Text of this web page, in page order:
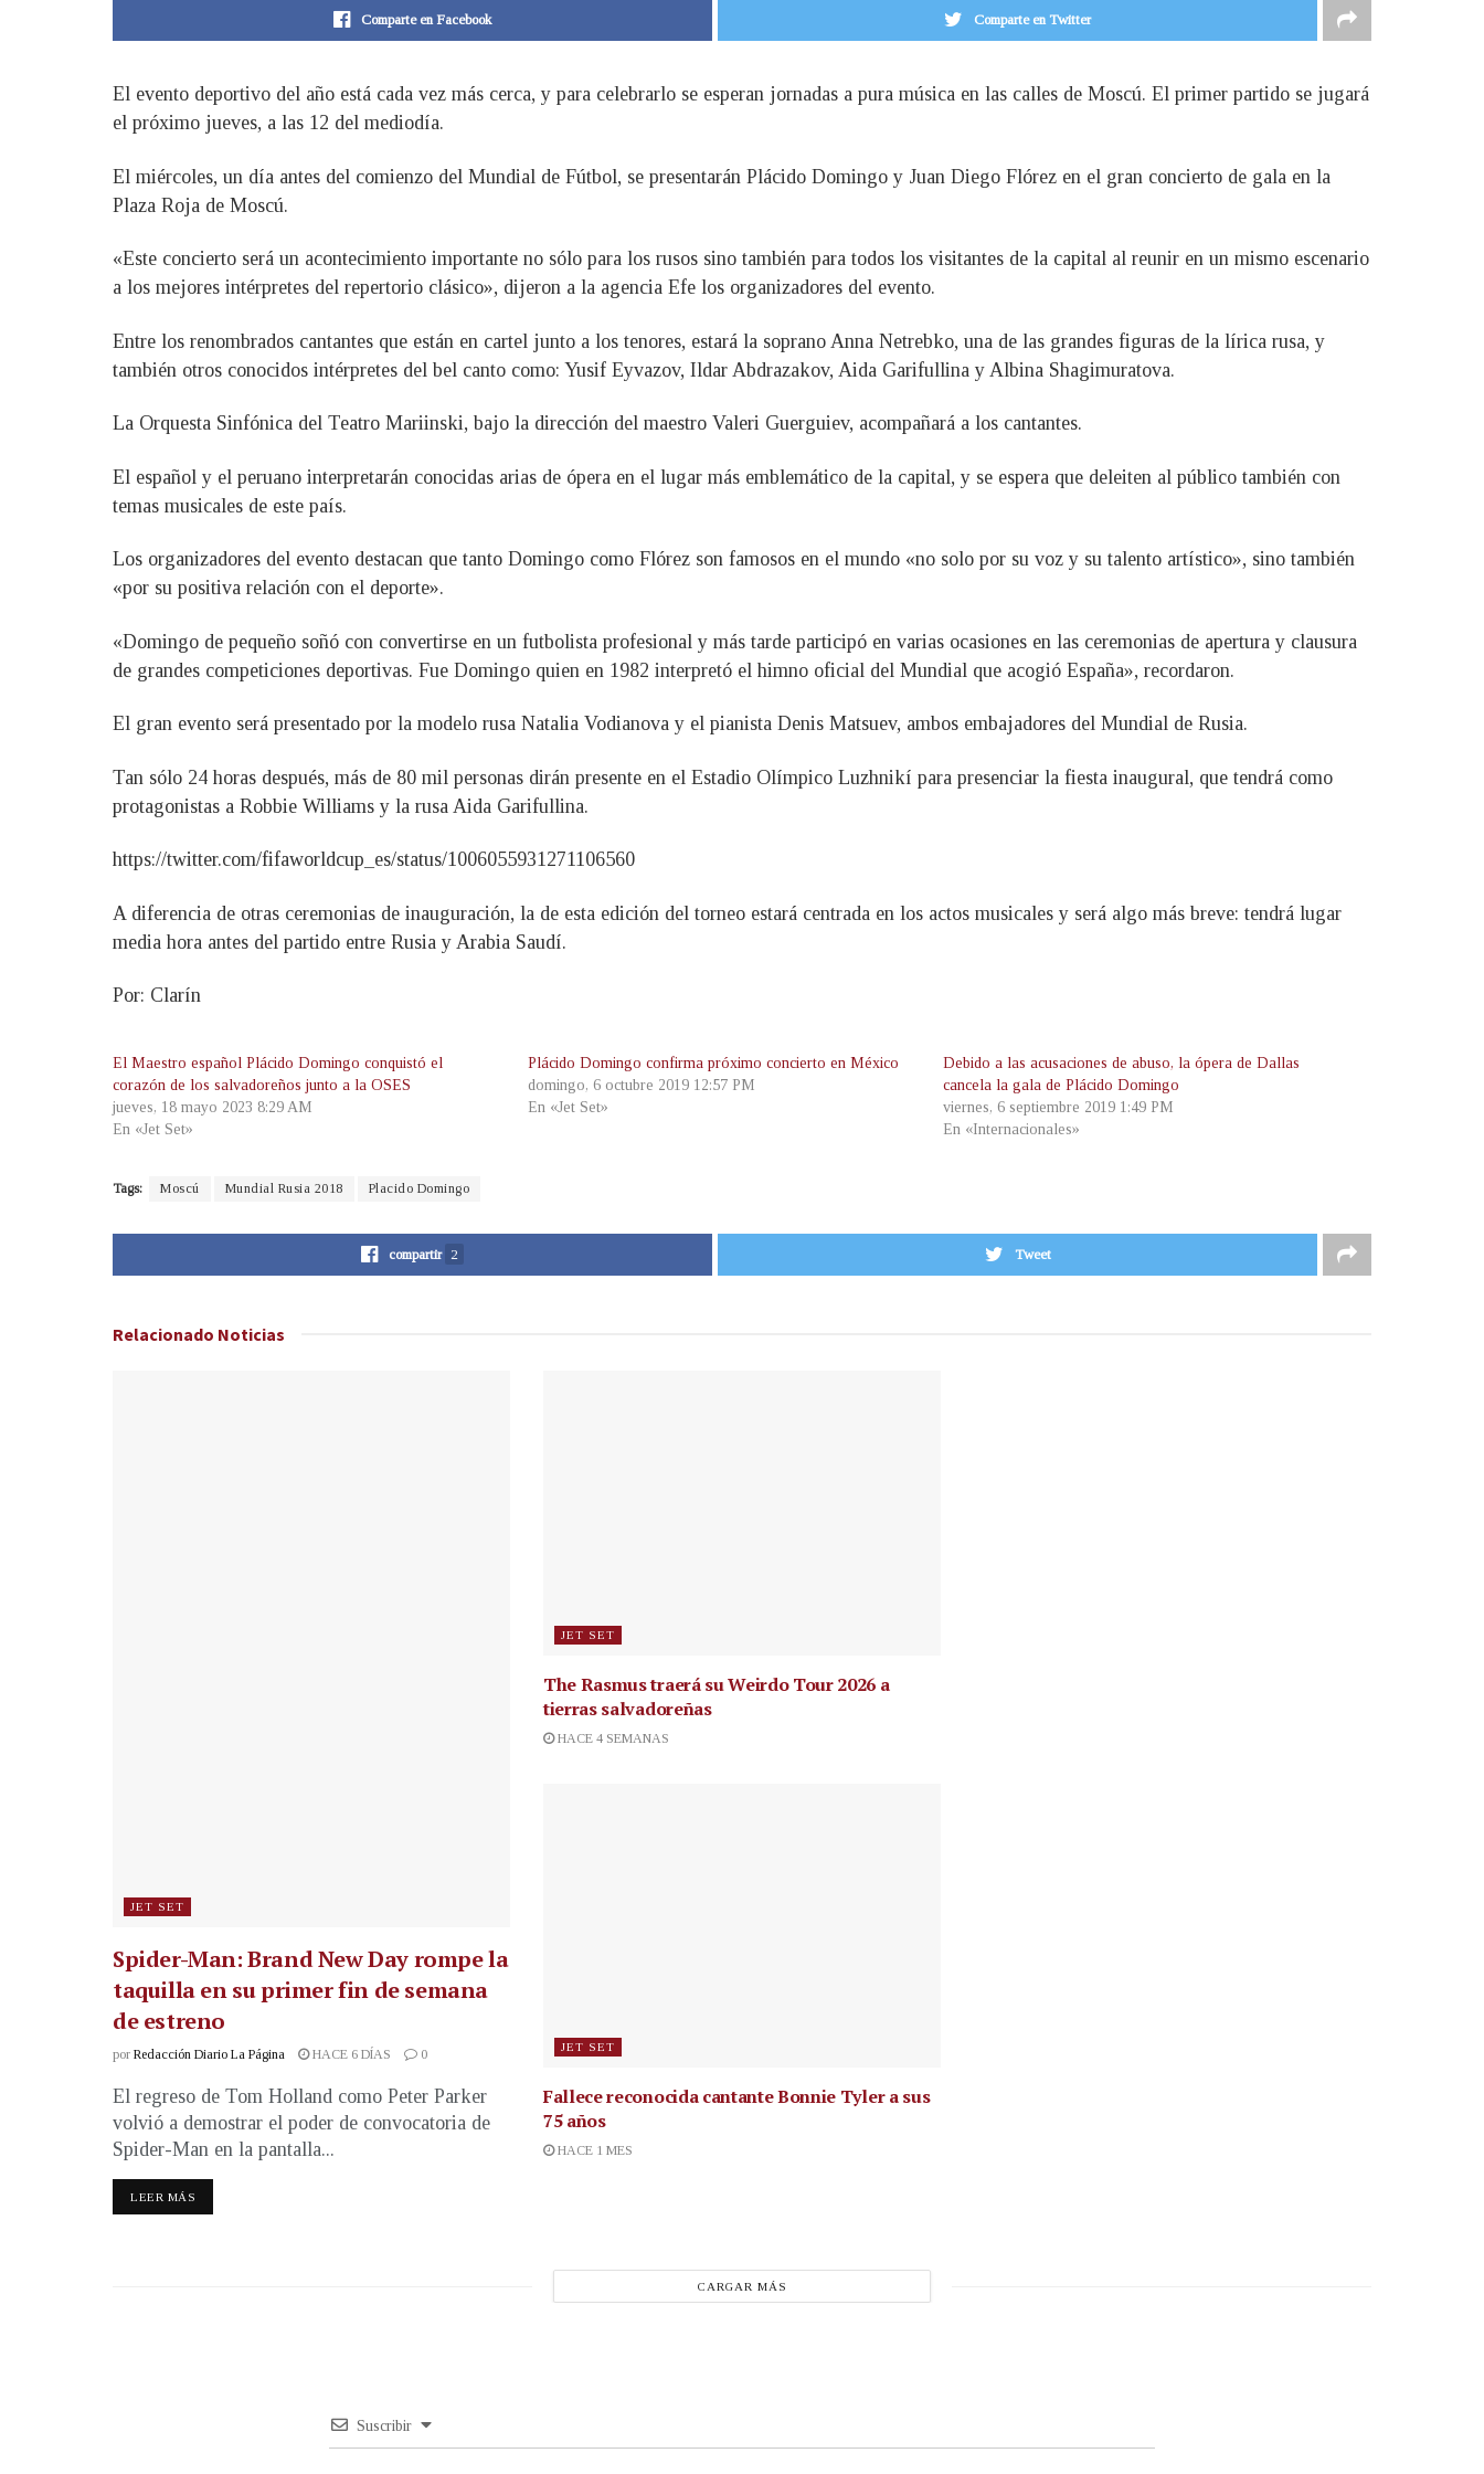
Comparte en Facebook Comparte en Twitter
El evento deportivo del año está cada vez más cerca, y para celebrarlo se esperan jornadas a pura música en las calles de Moscú. El primer partido se jugará
el próximo jueves, a las 12 del mediodía.
El miércoles, un día antes del comienzo del Mundial de Fútbol, se presentarán Plácido Domingo y Juan Diego Flórez en el gran concierto de gala en la
Plaza Roja de Moscú.
«Este concierto será un acontecimiento importante no sólo para los rusos sino también para todos los visitantes de la capital al reunir en un mismo escenario
a los mejores intérpretes del repertorio clásico», dijeron a la agencia Efe los organizadores del evento.
Entre los renombrados cantantes que están en cartel junto a los tenores, estará la soprano Anna Netrebko, una de las grandes figuras de la lírica rusa, y
también otros conocidos intérpretes del bel canto como: Yusif Eyvazov, Ildar Abdrazakov, Aida Garifullina y Albina Shagimuratova.
La Orquesta Sinfónica del Teatro Mariinski, bajo la dirección del maestro Valeri Guerguiev, acompañará a los cantantes.
El español y el peruano interpretarán conocidas arias de ópera en el lugar más emblemático de la capital, y se espera que deleiten al público también con
temas musicales de este país.
Los organizadores del evento destacan que tanto Domingo como Flórez son famosos en el mundo «no solo por su voz y su talento artístico», sino también
«por su positiva relación con el deporte».
«Domingo de pequeño soñó con convertirse en un futbolista profesional y más tarde participó en varias ocasiones en las ceremonias de apertura y clausura
de grandes competiciones deportivas. Fue Domingo quien en 1982 interpretó el himno oficial del Mundial que acogió España», recordaron.
El gran evento será presentado por la modelo rusa Natalia Vodianova y el pianista Denis Matsuev, ambos embajadores del Mundial de Rusia.
Tan sólo 24 horas después, más de 80 mil personas dirán presente en el Estadio Olímpico Luzhnikí para presenciar la fiesta inaugural, que tendrá como
protagonistas a Robbie Williams y la rusa Aida Garifullina.
https://twitter.com/fifaworldcup_es/status/1006055931271106560
A diferencia de otras ceremonias de inauguración, la de esta edición del torneo estará centrada en los actos musicales y será algo más breve: tendrá lugar
media hora antes del partido entre Rusia y Arabia Saudí.
Por: Clarín
El Maestro español Plácido Domingo conquistó el
corazón de los salvadoreños junto a la OSES
jueves, 18 mayo 2023 8:29 AM
En «Jet Set»
Plácido Domingo confirma próximo concierto en México
domingo, 6 octubre 2019 12:57 PM
En «Jet Set»
Debido a las acusaciones de abuso, la ópera de Dallas
cancela la gala de Plácido Domingo
viernes, 6 septiembre 2019 1:49 PM
En «Internacionales»
Tags: Moscú Mundial Rusia 2018 Placido Domingo
compartir 2 Tweet
Relacionado Noticias
JET SET
Spider-Man: Brand New Day rompe la
taquilla en su primer fin de semana
de estreno
por Redacción Diario La Página HACE 6 DÍAS 0
El regreso de Tom Holland como Peter Parker
volvió a demostrar el poder de convocatoria de
Spider-Man en la pantalla...
LEER MÁS
JET SET
The Rasmus traerá su Weirdo Tour 2026 a
tierras salvadoreñas
HACE 4 SEMANAS
JET SET
Fallece reconocida cantanteBonnie Tyler a sus
75 años
HACE 1 MES
CARGAR MÁS
Suscribir